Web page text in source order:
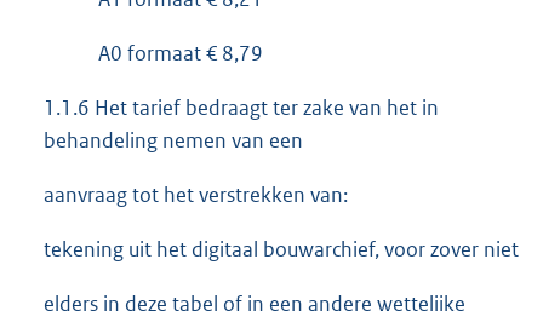
A0 formaat € 8,79
1.1.6 Het tarief bedraagt ter zake van het in
behandeling nemen van een
aanvraag tot het verstrekken van:
tekening uit het digitaal bouwarchief, voor zover niet
elders in deze tabel of in een andere wettelijke